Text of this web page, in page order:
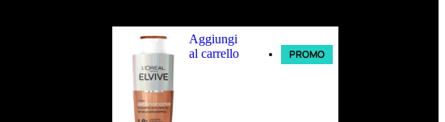
Aggiungi
al carrello
PROMO